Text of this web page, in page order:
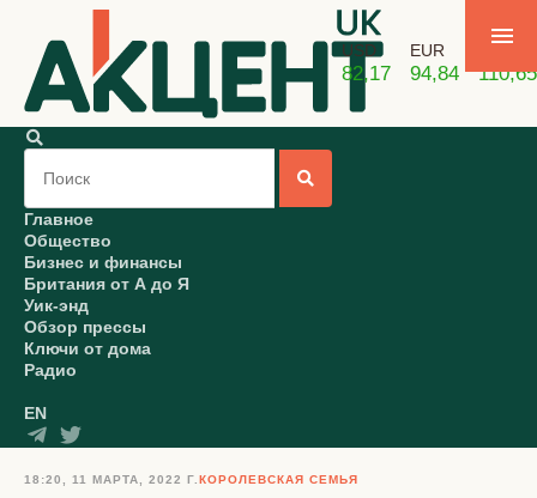
USD
82,17
EUR
94,84 110,65
Главное
Общество
Бизнес и финансы
Британия от А до Я
Уик-энд
Обзор прессы
Ключи от дома
Радио
EN
18:20, 11 МАРТА, 2022 Г. КОРОЛЕВСКАЯ СЕМЬЯ